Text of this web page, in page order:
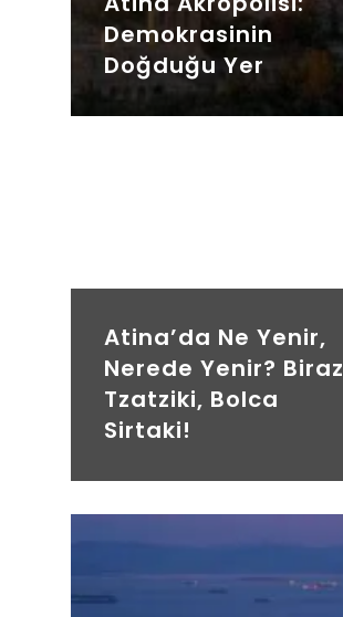
Demokrasinin
Doğduğu Yer
Atina’da Ne Yenir,
Nerede Yenir? Biraz
Tzatziki, Bolca
Sirtaki!